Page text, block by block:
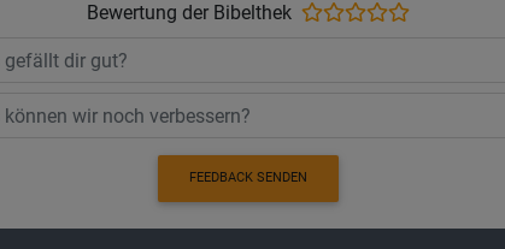
Bewertung der Bibelthek
FEEDBACK SENDEN